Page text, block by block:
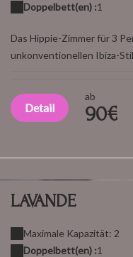
Doppelbett(en) :1
Das Hippie-Zimmer für 3
unkonventionellen Ibiza-
Detail
ab
90€
LAVANDE
Maximale Kapazität: 2
Doppelbett(en) :1